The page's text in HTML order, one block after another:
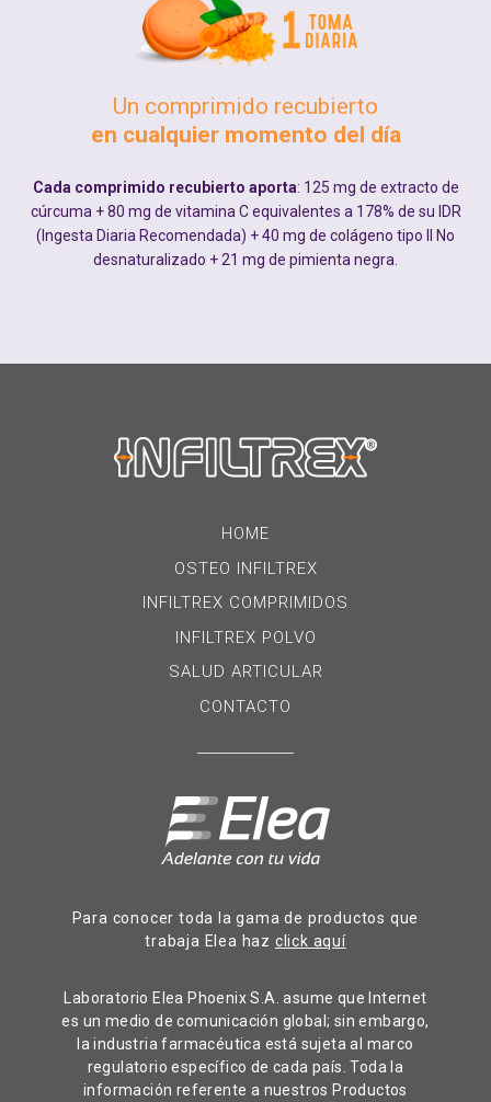
Un comprimido recubierto
en cualquier momento del día
Cada comprimido recubierto aporta: 125 mg de extracto de
cúrcuma + 80 mg de vitamina C equivalentes a 178% de su IDR
(Ingesta Diaria Recomendada) + 40 mg de colágeno tipo II No
desnaturalizado + 21 mg de pimienta negra.
HOME
OSTEO INFILTREX
INFILTREX COMPRIMIDOS
INFILTREX POLVO
SALUD ARTICULAR
CONTACTO
Para conocer toda la gama de productos que
trabaja Elea haz click aquí
Laboratorio Elea Phoenix S.A. asume que Internet
es un medio de comunicación global; sin embargo,
la industria farmacéutica está sujeta al marco
regulatorio específico de cada país. Toda la
información referente a nuestros Productos